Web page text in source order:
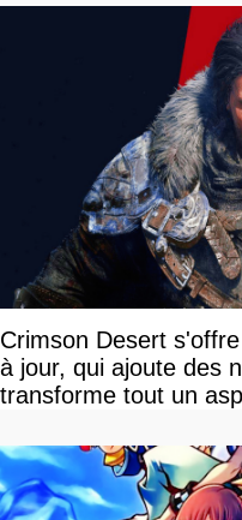
Crimson Desert
à jour, qui ajoute des
transforme tout un